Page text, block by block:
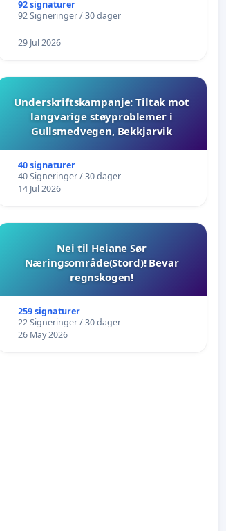
92 signaturer
92 Signeringer / 30 dager
29 Jul 2026
Underskriftskampanje: Tiltak mot
langvarige støyproblemer i
Gullsmedvegen, Bekkjarvik
40 signaturer
40 Signeringer / 30 dager
14 Jul 2026
Nei til Heiane Sør
Næringsområde(Stord)! Bevar
regnskogen!
259 signaturer
22 Signeringer / 30 dager
26 May 2026